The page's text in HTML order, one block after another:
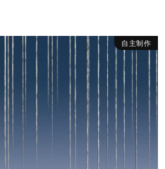
自主制作